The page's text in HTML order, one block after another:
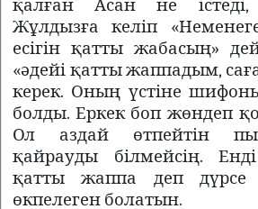
қалған Асан не
Жұлдызға келіп
есігін қатты жабасың»
«әдейі қатты жаппадым,
керек. Оның үстіне
болды. Еркек боп жөндеп
Ол аздай өтпейтін
қайрауды білмейсің.
қатты жаппа деп дүрсе
өкпелеген болатын.